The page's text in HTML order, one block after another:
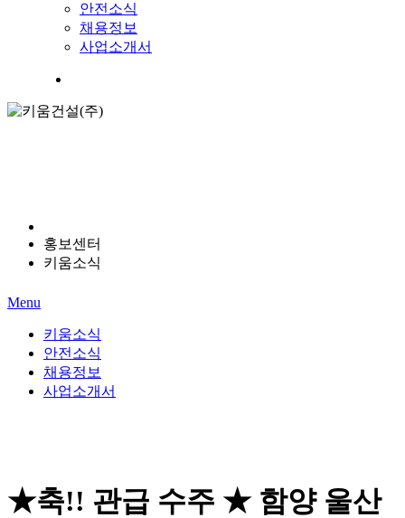
안전소식
채용정보
사업소개서
홍보센터
키움소식
Menu
키움소식
안전소식
채용정보
사업소개서
★축!! 관급 수주 ★ 함양 울산